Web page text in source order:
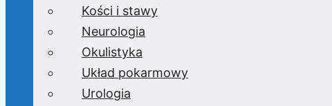
Kości i stawy
Neurologia
Okulistyka
Układ pokarmowy
Urologia